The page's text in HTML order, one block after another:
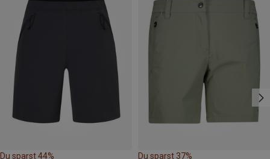
Du sparst 44% Du sparst 37%